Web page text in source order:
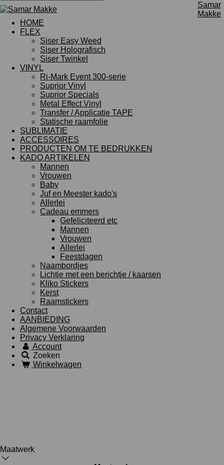
Samar
Makke
HOME
FLEX
Siser Easy Weed
Siser Holografisch
Siser Twinkel
VINYL
Ri-Mark Event 300-serie
Suprior Vinyl
Suprior Specials
Metal Effect Vinyl
Transfer / Applicatie TAPE
Statische raamfolie
SUBLIMATIE
ACCESSOIRES
PRODUCTEN OM TE BEDRUKKEN
KADO ARTIKELEN
Mannen
Vrouwen
Baby
Juf en Meester kado's
Allerlei
Cadeau emmers
Gefeliciteerd etc
Mannen
Vrouwen
Allerlei
Feestdagen
Naambordjes
Lichtje met een berichtje / kaarsen
Kliko Stickers
Kerst
Raamstickers
Contact
AANBIEDING
Algemene Voorwaarden
Privacy Verklaring
Account
Zoeken
Winkelwagen
Maatwerk